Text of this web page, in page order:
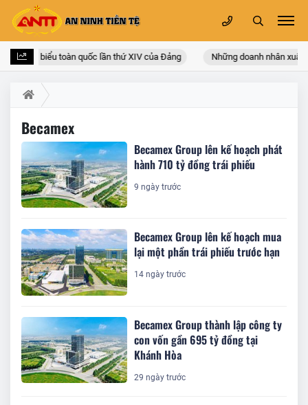
hội đại biểu toàn quốc lần thứ XIV của Đảng Những doanh nhân xuất
Becamex
Becamex Group lên kế hoạch phát
hành 710 tỷ đồng trái phiếu
9 ngày trước
Becamex Group lên kế hoạch mua
lại một phần trái phiếu trước hạn
14 ngày trước
Becamex Group thành lập công ty
con vốn gần 695 tỷ đồng tại
Khánh Hòa
29 ngày trước